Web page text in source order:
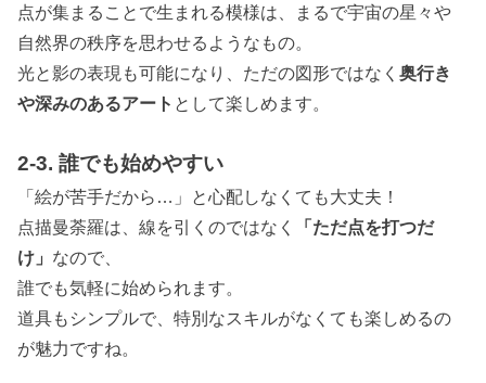
点が集まることで生まれる模様は、まるで宇宙の星々や
自然界の秩序を思わせるようなもの。
光と影の表現も可能になり、ただの図形ではなく奥行き
や深みのあるアート として楽しめます。
2-3. 誰でも始めやすい
「絵が苦手だから…」と心配しなくても大丈夫！
点描曼荼羅は、線を引くのではなく
「ただ点を打つだ
け」 なので、
誰でも気軽に始められます。
道具もシンプルで、特別なスキルがなくても楽しめるの
が魅力ですね。